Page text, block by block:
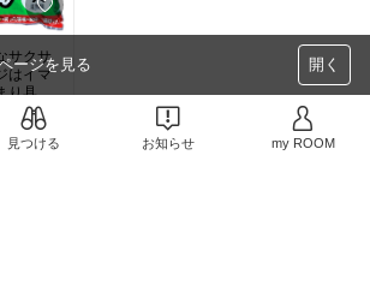
サクサ
はイマ
り具合
ージを見る 開く
見つける お知らせ my ROOM